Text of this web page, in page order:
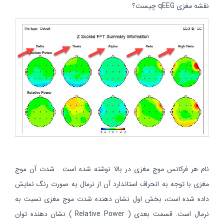
نقشه مغزی qEEG چیست؟
نام هر فرکانس موج مغزی در بالا نوشته شده است . شدت آن موج
مغزی با توجه به انحراف استاندارد آن از نرمال به صورت رنگ نمایش
داده شده است، بخش اول نشان دهنده شدت موج مغزی نسبت به
نرمال است. قسمت بعدی ( Relative Power ) نشان دهنده توان